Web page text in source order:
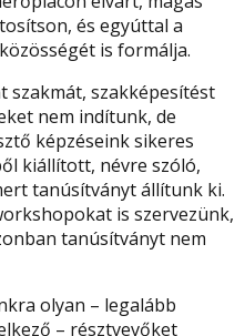
és egyúttal a
is formálja.
szakmát, szakképesítést
nem indítunk, de
képzéseink sikeres
kiállított, névre szóló,
tanúsítványt állítunk ki.
is szervezünk,
tanúsítványt nem
olyan – legalább
– résztvevőket